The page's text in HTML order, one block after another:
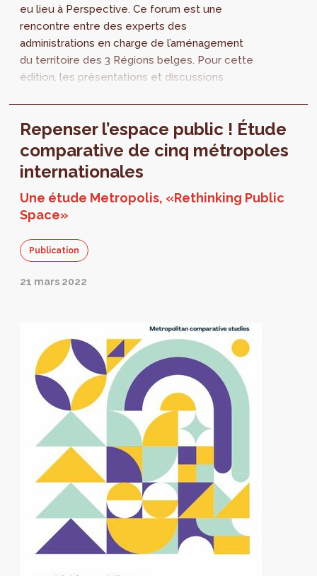
eu lieu à Perspective. Ce forum est une
rencontre entre des experts des
administrations en charge de l’aménagement
du territoire des 3 Régions belges. Pour cette
édition, les présentations et discussions
Repenser l’espace public ! Étude
comparative de cinq métropoles
internationales
Une étude Metropolis, «Rethinking Public
Space»
Publication
21 mars 2022